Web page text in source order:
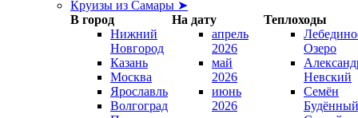
Круизы из Самары ➤
В город
На дату
Теплоходы
Нижний
Новгород
Казань
Москва
Ярославль
Волгоград
апрель
2026
май
2026
июнь
2026
Озеро
Невский
Семён
Будённый